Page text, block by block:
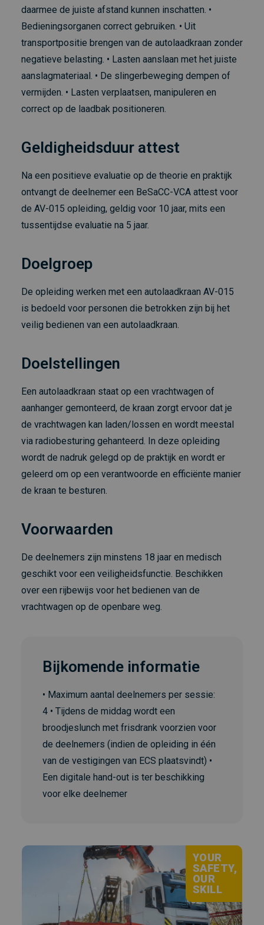
daarmee de juiste afstand kunnen inschatten. •
Bedieningsorganen correct gebruiken. • Uit
transportpositie brengen van de autolaadkraan zonder
negatieve belasting. • Lasten aanslaan met het juiste
aanslagmateriaal. • De slingerbeweging dempen of
vermijden. • Lasten verplaatsen, manipuleren en
correct op de laadbak positioneren.
Geldigheidsduur attest
Na een positieve evaluatie op de theorie en praktijk
ontvangt de deelnemer een BeSaCC-VCA attest voor
de AV-015 opleiding, geldig voor 10 jaar, mits een
tussentijdse evaluatie na 5 jaar.
Doelgroep
De opleiding werken met een autolaadkraan AV-015
is bedoeld voor personen die betrokken zijn bij het
veilig bedienen van een autolaadkraan.
Doelstellingen
Een autolaadkraan staat op een vrachtwagen of
aanhanger gemonteerd, de kraan zorgt ervoor dat je
de vrachtwagen kan laden/lossen en wordt meestal
via radiobesturing gehanteerd. In deze opleiding
wordt de nadruk gelegd op de praktijk en wordt er
geleerd om op een verantwoorde en efficiënte manier
de kraan te besturen.
Voorwaarden
De deelnemers zijn minstens 18 jaar en medisch
geschikt voor een veiligheidsfunctie. Beschikken
over een rijbewijs voor het bedienen van de
vrachtwagen op de openbare weg.
Bijkomende informatie
• Maximum aantal deelnemers per sessie:
4 • Tijdens de middag wordt een
broodjeslunch met frisdrank voorzien voor
de deelnemers (indien de opleiding in één
van de vestigingen van ECS plaatsvindt) •
Een digitale hand-out is ter beschikking
voor elke deelnemer
YOUR
SAFETY,
OUR
SKILL